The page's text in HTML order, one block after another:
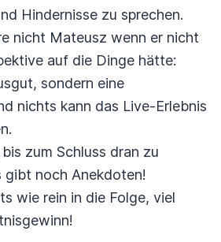
Hindernisse zu sprechen.
nicht Mateusz wenn er nicht
auf die Dinge hätte:
sondern eine
nichts kann das Live-Erlebnis
zum Schluss dran zu
gibt noch Anekdoten!
wie rein in die Folge, viel